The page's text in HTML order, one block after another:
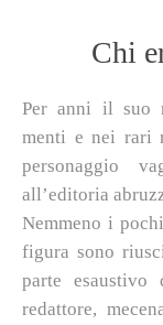
Chi
Per anni il suo
menti e nei rari
personaggio
all’editoria
Nemmeno i
figura sono
parte
redattore,